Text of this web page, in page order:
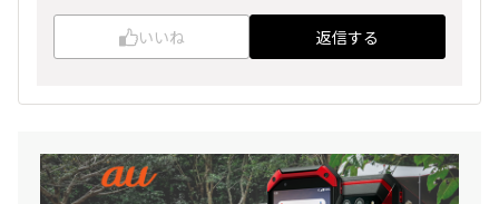
いいね 返信する